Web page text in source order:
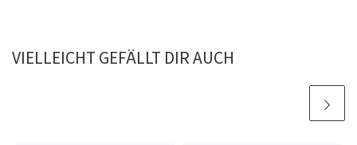
VIELLEICHT GEFÄLLT DIR AUCH